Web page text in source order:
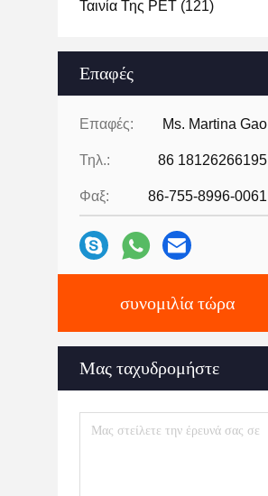
Ταινία Της PET (121)
Επαφές
Επαφές: Ms. Martina Gao
Τηλ.: 86 18126266195
Φαξ: 86-755-8996-0061
συνομιλία τώρα
Μας ταχυδρομήστε